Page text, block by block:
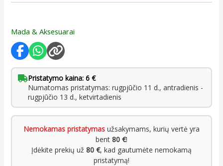
Mada & Aksesuarai
Pristatymo kaina: 6 €
Numatomas pristatymas: rugpjūčio 11 d., antradienis -
rugpjūčio 13 d., ketvirtadienis
Nemokamas pristatymas užsakymams, kurių vertė yra
bent 80 €!
Įdėkite prekių už 80 €, kad gautumėte nemokamą
pristatymą!